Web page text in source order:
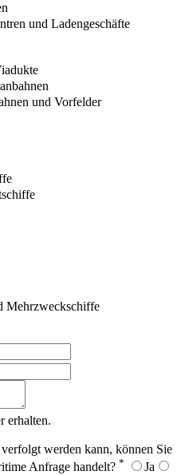
und Ladengeschäfte
und Vorfelder
Mehrzweckschiffe
erhalten.
werden kann, können Sie
Anfrage handelt? *
Ja